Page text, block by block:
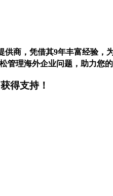
供商，凭借其9年丰富经验
理海外企业问题，助力您的
得支持！